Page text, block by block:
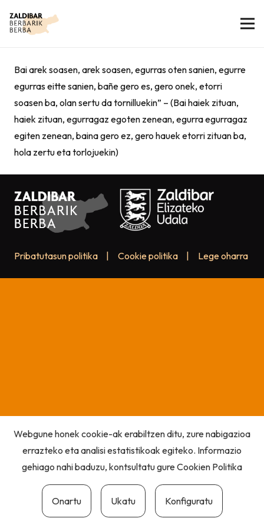
Bai arek soasen, arek soasen, egurras oten sanien, egurre
egurras eitte sanien, bañe gero es, gero onek, etorri
soasen ba, olan sertu da tornilluekin” – (Bai haiek zituan,
haiek zituan, egurragaz egoten zenean, egurra egurragaz
egiten zenean, baina gero ez, gero hauek etorri zituan ba,
hola zertu eta torlojuekin)
Pribatutasun politika Cookie politika Lege oharra
Webgune honek cookie-ak erabiltzen ditu, zure nabigazioa
errazteko eta analisi estatistikoak egiteko. Informazio
gehiago nahi baduzu, kontsultatu gureCookien Politika
Onartu Ukatu Konfiguratu